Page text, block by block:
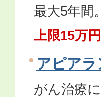
最大5年間。
上限15万円
アピア
がん治療